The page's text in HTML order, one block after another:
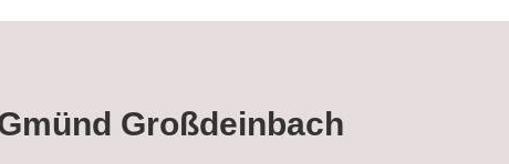
Großdeinbach